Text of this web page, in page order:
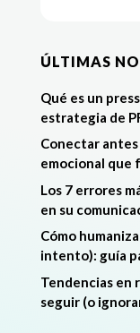
ÚLTIMAS
Qué es un
estrategia de
Conectar
emocional que
Los 7 errores
en su
Cómo
intento): guía
Tendencias en
seguir (o